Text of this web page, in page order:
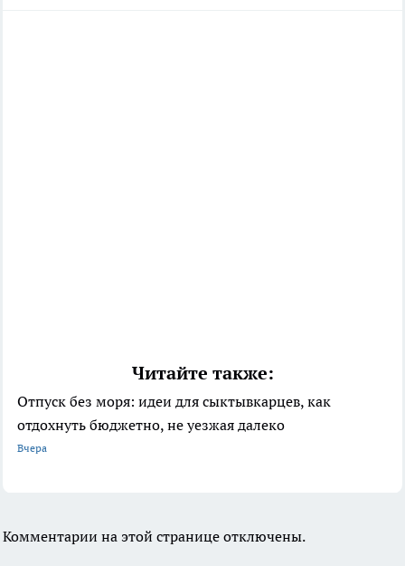
Читайте также:
Отпуск без моря: идеи для сыктывкарцев, как
отдохнуть бюджетно, не уезжая далеко
Вчера
Комментарии на этой странице отключены.